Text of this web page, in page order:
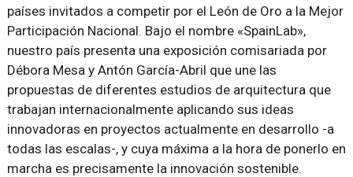
países invitados a competir por el León de Oro a la Mejor
Participación Nacional. Bajo el nombre «SpainLab»,
nuestro país presenta una exposición comisariada por
Débora Mesa y Antón García-Abril que une las
propuestas de diferentes estudios de arquitectura que
trabajan internacionalmente aplicando sus ideas
innovadoras en proyectos actualmente en desarrollo -a
todas las escalas-, y cuya máxima a la hora de ponerlo en
marcha es precisamente la innovación sostenible.